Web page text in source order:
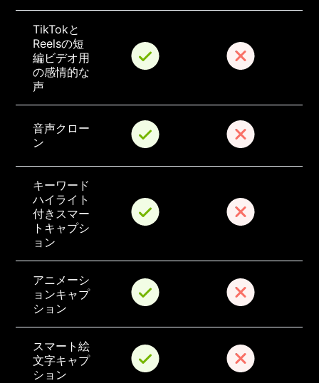
TikTokと
Reelsの短
編ビデオ用
の感情的な
声
音声クロー
ン
キーワード
ハイライト
付きスマー
トキャプシ
ョン
アニメーシ
ョンキャプ
ション
スマート絵
文字キャプ
ション